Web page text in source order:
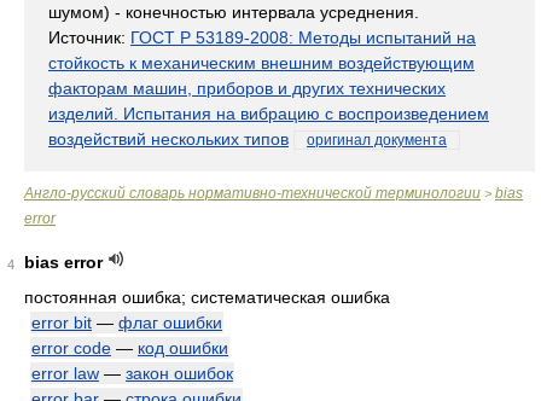
шумом) - конечностью интервала усреднения.
Источник: ГОСТ Р 53189-2008: Методы испытаний на
стойкость к механическим внешним воздействующим
факторам машин, приборов и других технических
изделий. Испытания на вибрацию с воспроизведением
воздействий нескольких типов
оригинал документа
Англо-русский словарь нормативно-технической терминологии > bias
error
4
bias error
постоянная ошибка; систематическая ошибка
error bit — флаг ошибки
error code — код ошибки
error law — закон ошибок